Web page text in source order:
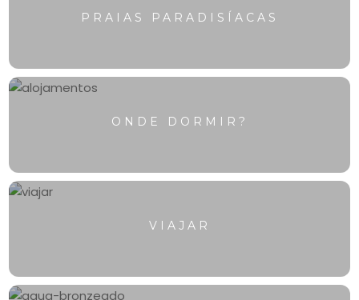
Falem
💬
PRAIAS PARADISÍACAS
ONDE DORMIR?
VIAJAR